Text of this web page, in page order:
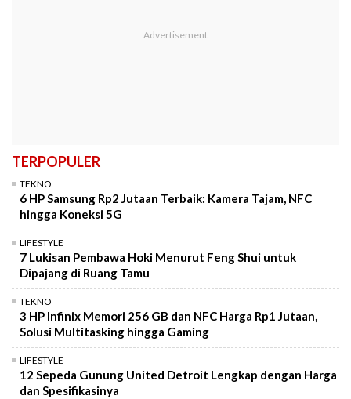
TERPOPULER
TEKNO
6 HP Samsung Rp2 Jutaan Terbaik: Kamera Tajam, NFC
hingga Koneksi 5G
LIFESTYLE
7 Lukisan Pembawa Hoki Menurut Feng Shui untuk
Dipajang di Ruang Tamu
TEKNO
3 HP Infinix Memori 256 GB dan NFC Harga Rp1 Jutaan,
Solusi Multitasking hingga Gaming
LIFESTYLE
12 Sepeda Gunung United Detroit Lengkap dengan Harga
dan Spesifikasinya